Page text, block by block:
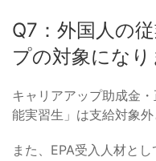
Q7：外国人の
プの対象になり
キャリアアップ助成金
能実習生」は支給対象外
また、EPA受入人材と